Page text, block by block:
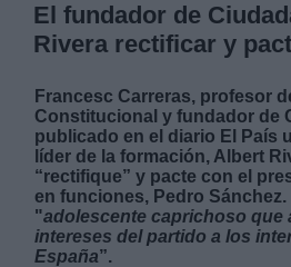
El fundador de
Rivera rectificar y
Francesc Carreras, profesor
Constitucional y fundador de
publicado en el diario El País
líder de la formación, Albert
“rectifique” y pacte con el
en funciones, Pedro Sánchez.
"adolescente caprichoso que
intereses del partido a los
España”.
Destinatarios: